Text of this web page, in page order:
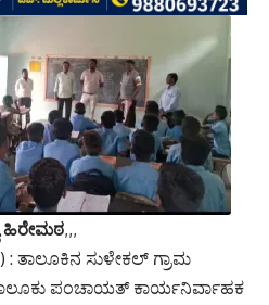
ಹಿರೇಮಠ,,,
: ತಾಲೂಕಿನ ಸುಳೇಕಲ್ ಗ್ರಾಮ
ಪಂಚಾಯತ್ ಕಾರ್ಯನಿರ್ವಾಹಕ